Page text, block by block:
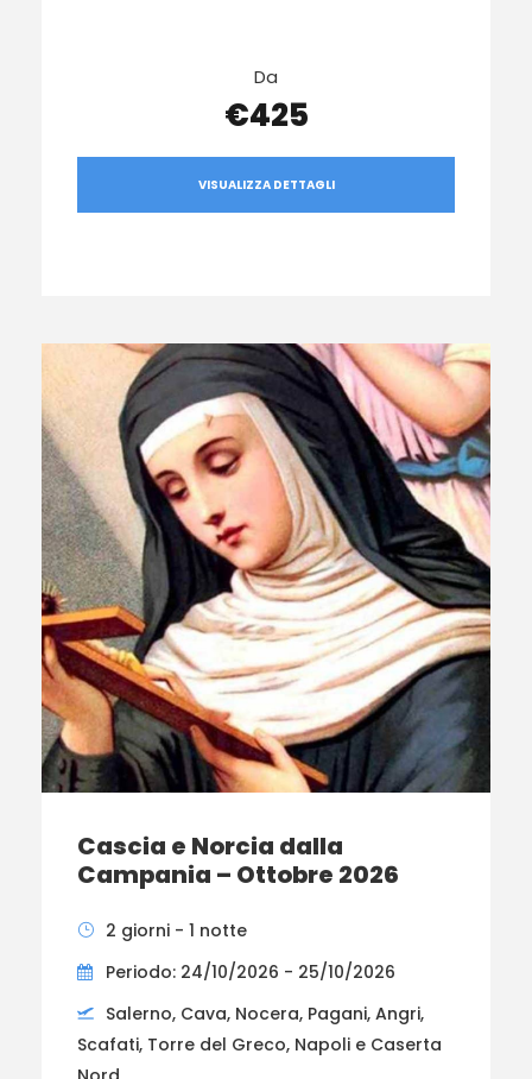
Da
€425
VISUALIZZA DETTAGLI
Cascia e Norcia dalla
Campania – Ottobre 2026
2 giorni - 1 notte
Periodo: 24/10/2026 - 25/10/2026
Salerno, Cava, Nocera, Pagani, Angri,
Scafati, Torre del Greco, Napoli e Caserta